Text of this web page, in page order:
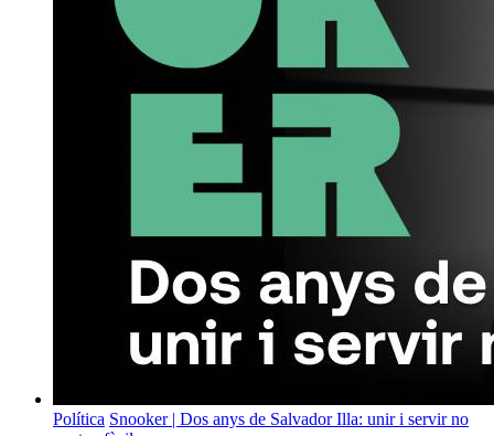
Política Snooker | Dos anys de Salvador Illa: unir i servir no